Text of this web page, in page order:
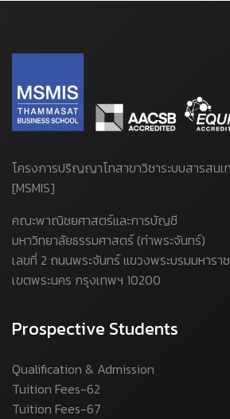
โครงการปริญญาโทสาขาวิชาระบบสารสนเ
[MSMIS]
คณะพาณิชยศาสตร์และการบัญชี
มหาวิทยาลัยธรรมศาสตร์ (ท่าพระจันทร์)
เลขที่ 2 ถนนพระจันทร์ แขวงพระบรมมหารา
เขตพระนคร กรุงเทพฯ 10200
Prospective Students
Qualification & Admission
Tuition Fees-62
Tuition Fees-67